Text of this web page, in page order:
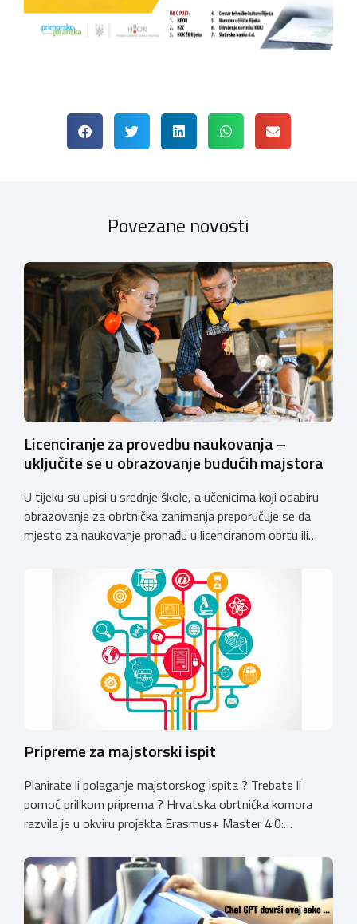
Povezane novosti
Licenciranje za provedbu naukovanja –
uključite se u obrazovanje budućih majstora
U tijeku su upisi u srednje škole, a učenicima koji odabiru
obrazovanje za obrtnička zanimanja preporučuje se da
mjesto za naukovanje pronađu u licenciranom obrtu ili
koji još nemaju licenciju da pokrenu postupak
licenciranja kako bi budućim učenicima omogućili
kvalitetno i sigurno stjecanje praktičnih znanja, a
istodobno ulagali u razvoj […]
Pripreme za majstorski ispit
Planirate li polaganje majstorskog ispita ? Trebate li
pomoć prilikom priprema ? Hrvatska obrtnička komora
razvila je u okviru projekta Erasmus+ Master 4.0:
pripremu i polaganje majstorskih ispita. Na ONLINE
PLATFORMI E-MAJSTOR možete pronaći testne primjere
testova iz grupa ispita – gospodarstvo i pravni propisi,
radna pedagogija te testove za struku/pojedina […]